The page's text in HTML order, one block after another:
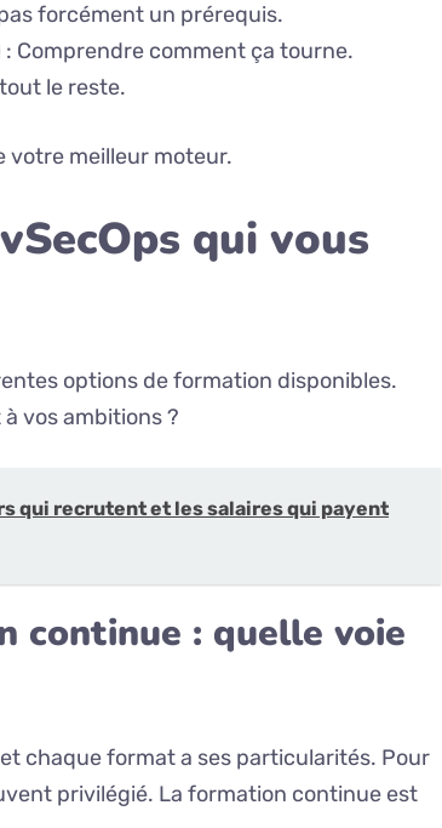
forcément un prérequis.
Comprendre comment ça tourne.
le reste.
votre meilleur moteur.
qui vous
options de formation disponibles.
vos ambitions ?
qui recrutent et les salaires qui payent
continue : quelle voie
chaque format a ses particularités. Pour
privilégié. La formation continue est